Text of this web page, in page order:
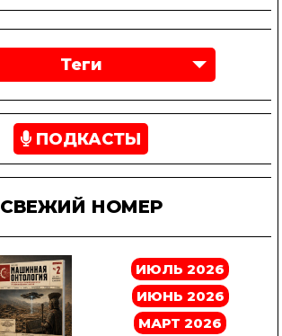
Теги
ПОДКАСТЫ
СВЕЖИЙ НОМЕР
ИЮЛЬ 2026
ИЮНЬ 2026
МАРТ 2026